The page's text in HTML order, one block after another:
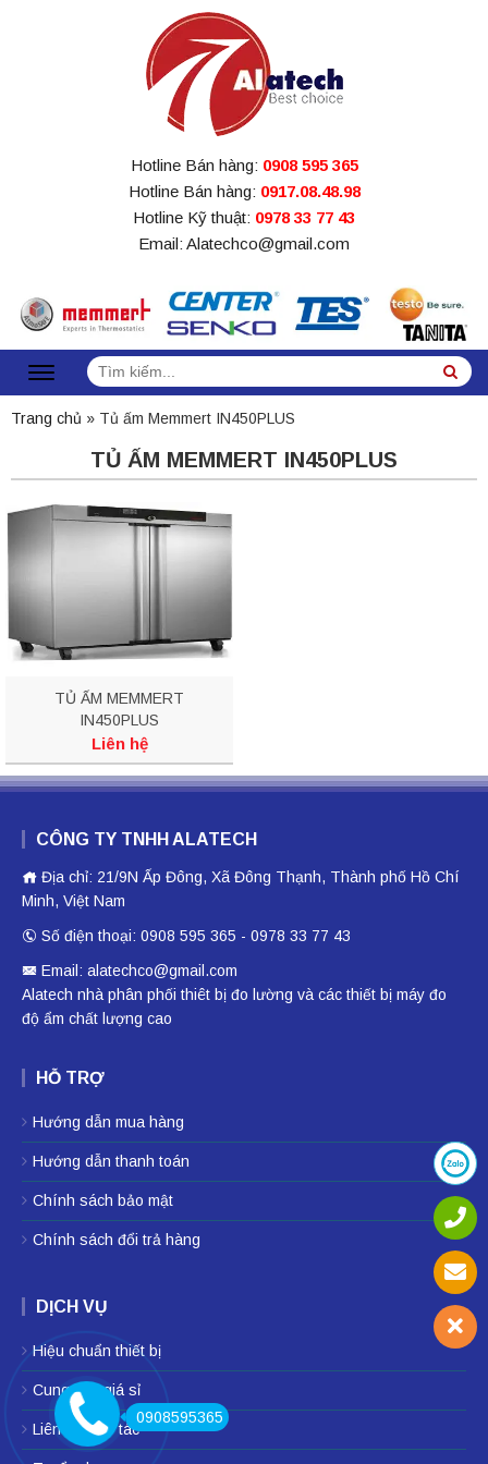
Hotline Bán hàng: 0908 595 365
Hotline Bán hàng: 0917.08.48.98
Hotline Kỹ thuật: 0978 33 77 43
Email: Alatechco@gmail.com
Tìm
kiếm:
Trang chủ » Tủ ấm Memmert IN450PLUS
TỦ ẤM MEMMERT IN450PLUS
TỦ ẤM MEMMERT
IN450PLUS
Liên hệ
CÔNG TY TNHH ALATECH
Địa chỉ: 21/9N Ấp Đông, Xã Đông Thạnh, Thành phố Hồ Chí
Minh, Việt Nam
Số điện thoại: 0908 595 365 - 0978 33 77 43
Email: alatechco@gmail.com
Alatech nhà phân phối thiêt bị đo lường và các thiết bị máy đo
độ ẩm chất lượng cao
HỖ TRỢ
Hướng dẫn mua hàng
Hướng dẫn thanh toán
Chính sách bảo mật
Chính sách đổi trả hàng
DỊCH VỤ
Hiệu chuẩn thiết bị
Cung cấp giá sỉ
Liên hệ hợp tác
0908595365